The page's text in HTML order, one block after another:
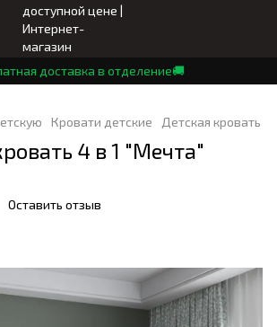
доставка в отделение🚚
Кровати детские Детская кровать 4
4 в 1 "Мечта"
Оставить отзыв